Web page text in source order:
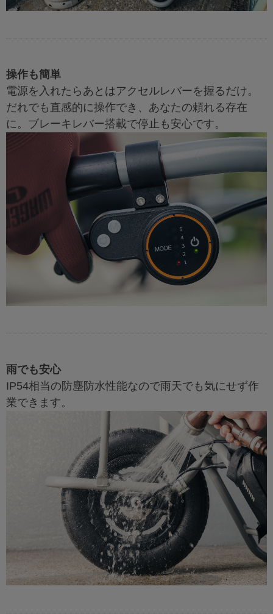
操作も簡単
電源を入れたらあとはアクセルレバーを握るだけ。
だれでも直感的に操作でき、あなたの頼れる存在
に。ブレーキレバー搭載で停止も安心です。
雨でも安心
IP54相当の防塵防水性能なので雨天でも気にせず作
業できます。